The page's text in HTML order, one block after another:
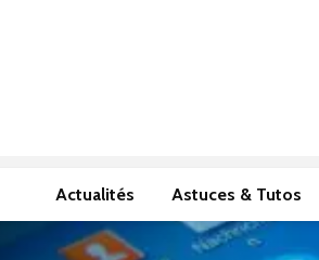
Actualités Astuces & Tutos